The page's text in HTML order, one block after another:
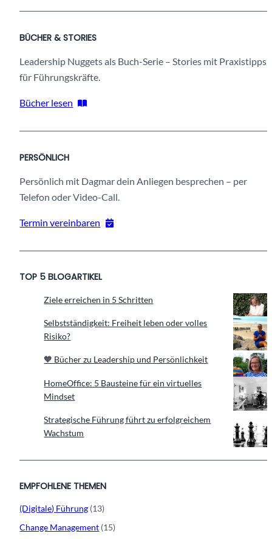
s
i
m
m
e
?
BÜCHER & STORIES
Leadership Nuggets als Buch-Serie – Stories mit Praxistipps
für Führungskräfte.
Bücher lesen
PERSÖNLICH
Persönlich mit Dagmar dein Anliegen besprechen – per
Telefon oder Video-Call.
Termin vereinbaren
TOP 5 BLOGARTIKEL
Ziele erreichen in 5 Schritten
Selbstständigkeit: Freiheit leben oder volles
Risiko?
🧡 Bücher zu Leadership und Persönlichkeit
HomeOffice: 5 Bausteine für ein virtuelles
Mindset
Strategische Führung führt zu erfolgreichem
Wachstum
EMPFOHLENE THEMEN
(Digitale) Führung (13)
Change Management (15)